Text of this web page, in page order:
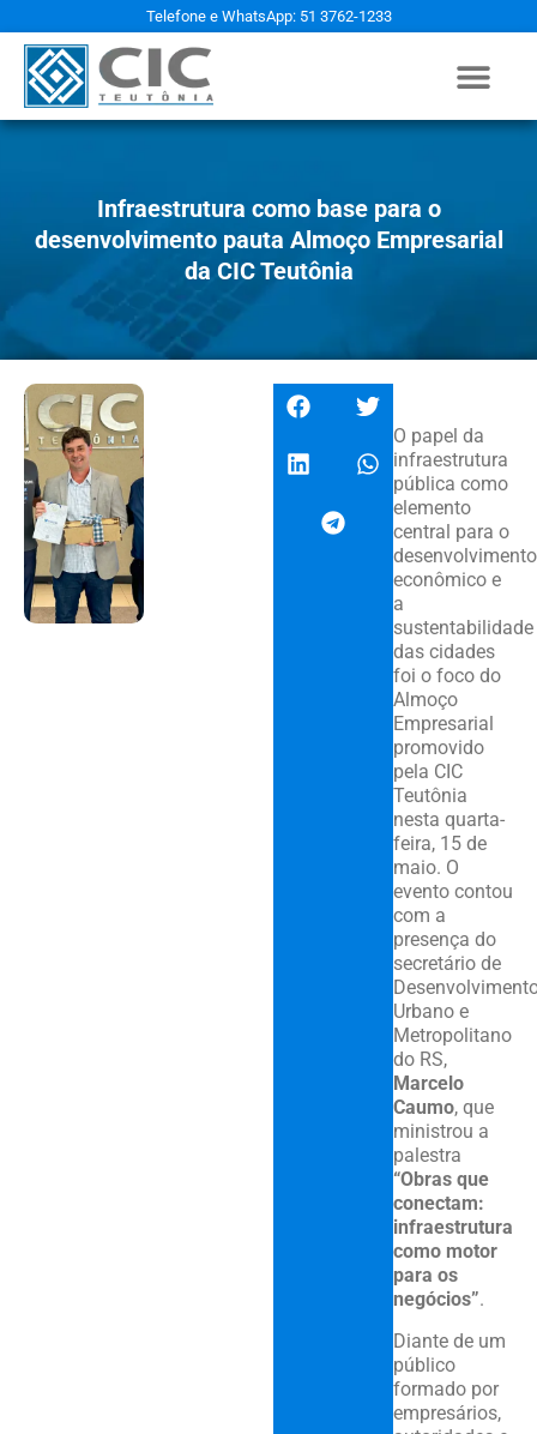
Telefone e WhatsApp: 51 3762-1233
Infraestrutura como base para o
desenvolvimento pauta Almoço Empresarial
da CIC Teutônia
O papel da
infraestrutura
pública como
elemento
central para o
desenvolvimento
econômico e
a
sustentabilidade
das cidades
foi o foco do
Almoço
Empresarial
promovido
pela CIC
Teutônia
nesta quarta-
feira, 15 de
maio. O
evento contou
com a
presença do
secretário de
Urbano e
Metropolitano
do RS,
Marcelo
Caumo, que
ministrou a
palestra
“Obras que
conectam:
infraestrutura
como motor
para os
negócios”.
Diante de um
público
formado por
empresários,